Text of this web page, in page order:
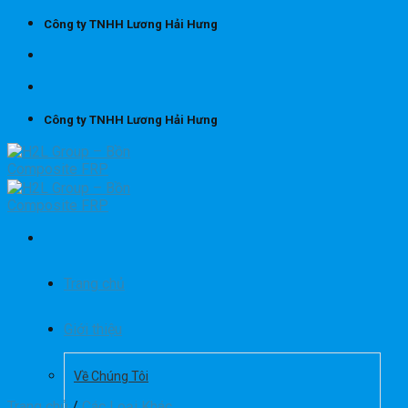
Skip
content
Công ty TNHH Lương Hải Hưng
Công ty TNHH Lương Hải Hưng
Trang chủ
Giới thiệu
Về Chúng Tôi